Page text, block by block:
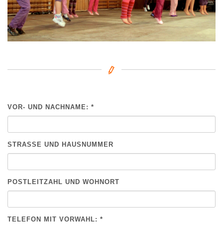
VOR- UND NACHNAME: *
STRASSE UND HAUSNUMMER
POSTLEITZAHL UND WOHNORT
TELEFON MIT VORWAHL: *
BITTE NICHT AUSFÜLLEN.